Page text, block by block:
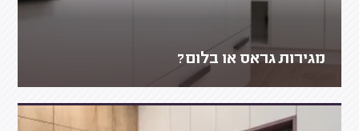
מגירות גראס או בלום?